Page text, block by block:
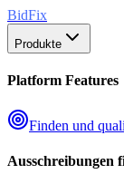
BidFix
Produkte
Platform Features
Finden und
Ausschreibungen